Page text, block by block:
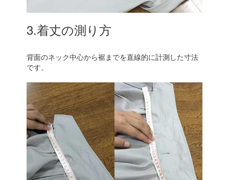
3.着丈の測り方
背面のネック中心から裾までを直線的に計測した寸法
です。